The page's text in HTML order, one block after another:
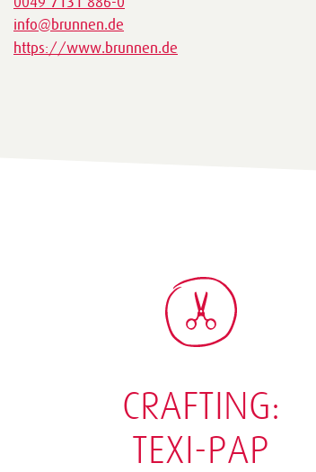
info@brunnen.de
https://www.brunnen.de
CRAFTING:
TEXI-PAP